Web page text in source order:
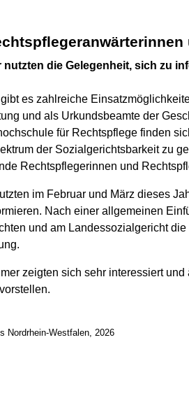
die Gelegenheit, sich zu
es zahlreiche
und als Urkundsbeamte der
für Rechtspflege finden
der Sozialgerichtsbarkeit zu
Rechtspflegerinnen und
im Februar und März dieses
Nach einer allgemeinen
und am Landessozialgericht
zeigten sich sehr interessiert
Nordrhein-Westfalen, 2026